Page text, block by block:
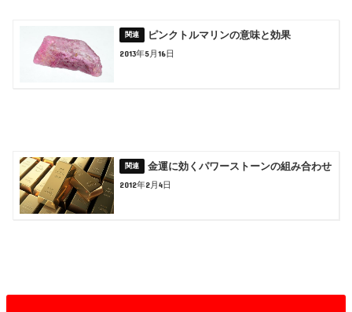
ピンクトルマリンの意味と効果
2013年5月16日
金運に効くパワーストーンの組み合わせ
2012年2月4日